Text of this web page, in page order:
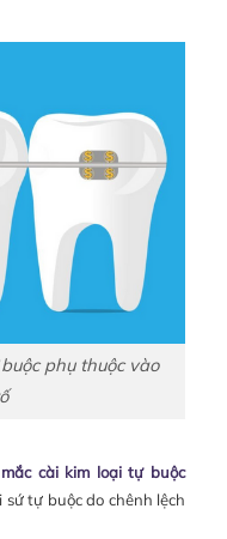
phụ thuộc vào
cài kim loại tự buộc
tự buộc do chênh lệch